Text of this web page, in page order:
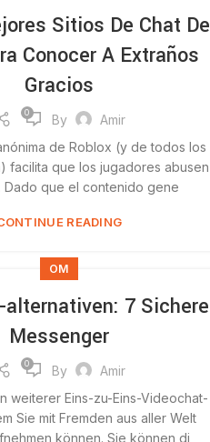
Sitios De Chat De
Conocer A Extraños
Gracios
By Amir
0
de Roblox (y de todos los
facilita que los jugadores abusen
que el contenido gene...
READING
OM
7 Sichere
Messenger
By Amir
0
weiterer Eins-zu-Eins-Videochat-
Sie mit Fremden aus aller Welt
können. Sie können di...